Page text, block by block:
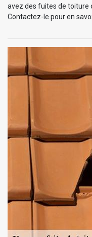
avez des fuites de toiture
Contactez-le pour en